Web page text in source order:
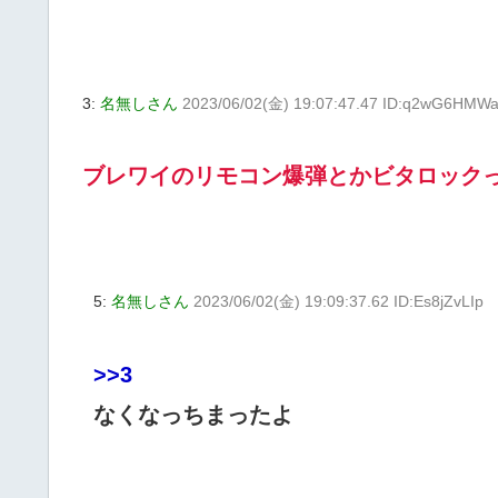
3: 名無しさん 2023/06/02(金) 19:07:47.47 ID:q2wG6HMWa
ブレワイのリモコン爆弾とかビタロック
5: 名無しさん 2023/06/02(金) 19:09:37.62 ID:Es8jZvLIp
>>3
なくなっちまったよ